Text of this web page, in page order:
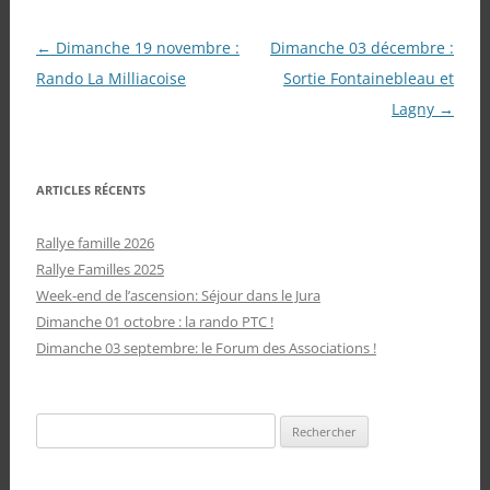
Navigation
des
← Dimanche 19 novembre :
Rando La Milliacoise
Dimanche 03 décembre :
Sortie Fontainebleau et
Lagny →
ARTICLES RÉCENTS
Rallye famille 2026
Rallye Familles 2025
Week-end de l’ascension: Séjour dans le Jura
Dimanche 01 octobre : la rando PTC !
Dimanche 03 septembre: le Forum des Associations !